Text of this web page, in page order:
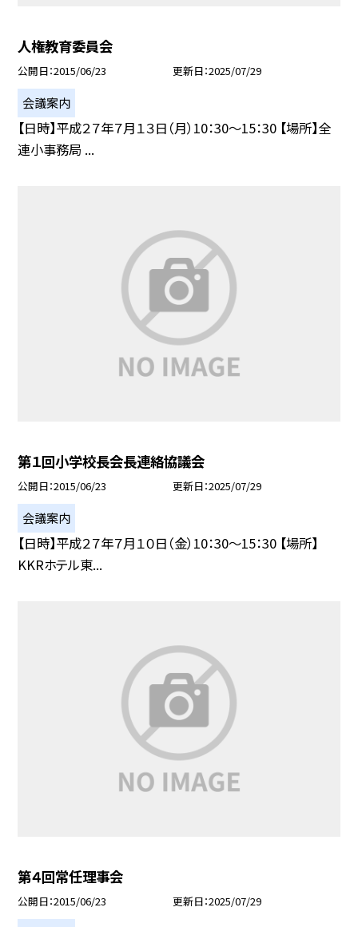
人権教育委員会
公開日 2015/06/23 更新日 2025/07/29
会議案内
【日時】平成２７年７月１３日（月）10：30〜15：30 【場所】全
連小事務局 ...
第１回小学校長会長連絡協議会
公開日 2015/06/23 更新日 2025/07/29
会議案内
【日時】平成２７年７月１０日（金）10：30〜15：30 【場所】
KKRホテル東...
第４回常任理事会
公開日 2015/06/23 更新日 2025/07/29